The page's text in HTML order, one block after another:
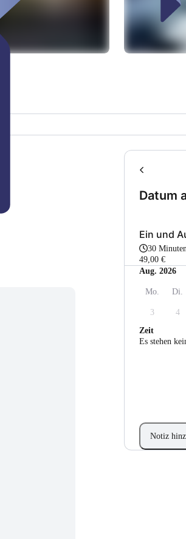
Datum
Ein und
30
49,00 €
Aug. 2026
Mo. Di.
3 4
Zeit
Es stehen
Notiz